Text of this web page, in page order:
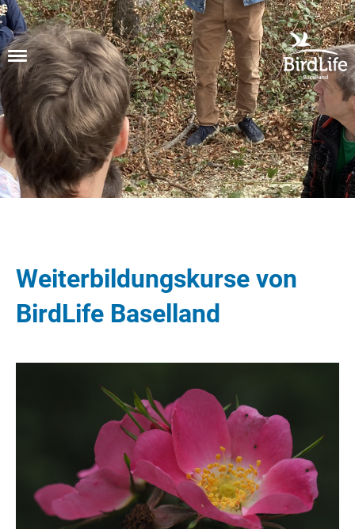
Menü
Weiterbildungskurse von
BirdLife Baselland